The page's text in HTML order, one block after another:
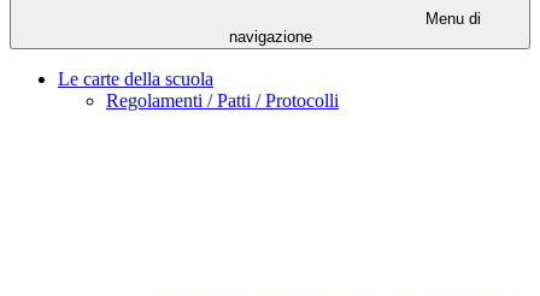
Menu di
navigazione
Le carte della scuola
Regolamenti / Patti / Protocolli